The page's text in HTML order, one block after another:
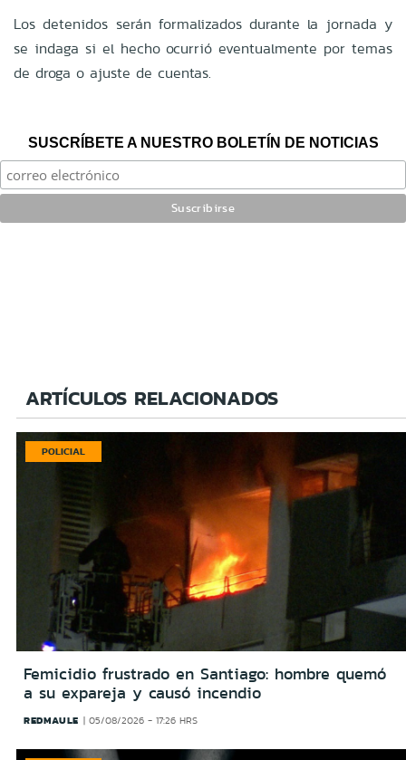
Los detenidos serán formalizados durante la jornada y
se indaga si el hecho ocurrió eventualmente por temas
de droga o ajuste de cuentas.
SUSCRÍBETE A NUESTRO BOLETÍN DE NOTICIAS
ARTÍCULOS RELACIONADOS
POLICIAL
Femicidio frustrado en Santiago: hombre quemó
a su expareja y causó incendio
REDMAULE 05/08/2026 - 17:26 HRS